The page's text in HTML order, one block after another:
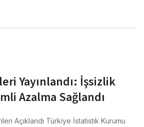
Yayınlandı: İşsizlik
Azalma Sağlandı
Açıklandı Türkiye İstatistik Kurumu